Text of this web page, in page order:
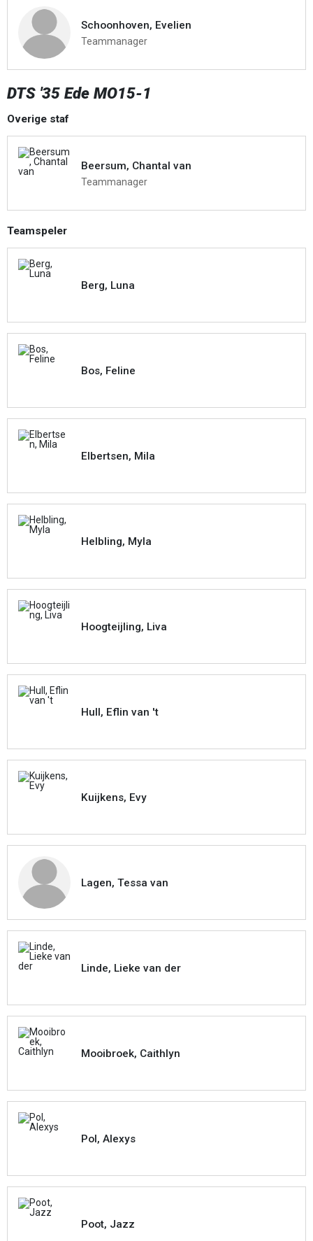
Schoonhoven, Evelien
Teammanager
DTS '35 Ede MO15-1
Overige staf
Beersum, Chantal van
Teammanager
Teamspeler
Berg, Luna
Bos, Feline
Elbertsen, Mila
Helbling, Myla
Hoogteijling, Liva
Hull, Eflin van 't
Kuijkens, Evy
Lagen, Tessa van
Linde, Lieke van der
Mooibroek, Caithlyn
Pol, Alexys
Poot, Jazz